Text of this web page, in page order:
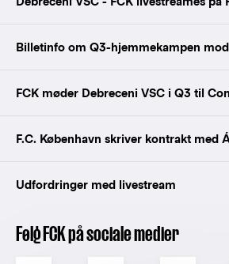
Billetinfo om Q3-hjemmekampen
FCK møder Debreceni VSC i Q3 til
F.C. København skriver kontrakt med
Udfordringer med livestream
Følg FCK på sociale medier